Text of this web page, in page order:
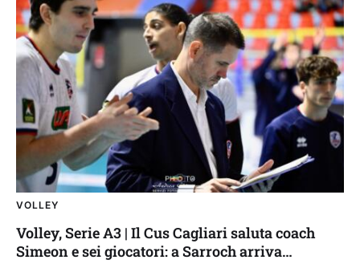
VOLLEY
Volley, Serie A3 | Il Cus Cagliari saluta coach
Simeon e sei giocatori: a Sarroch arriva